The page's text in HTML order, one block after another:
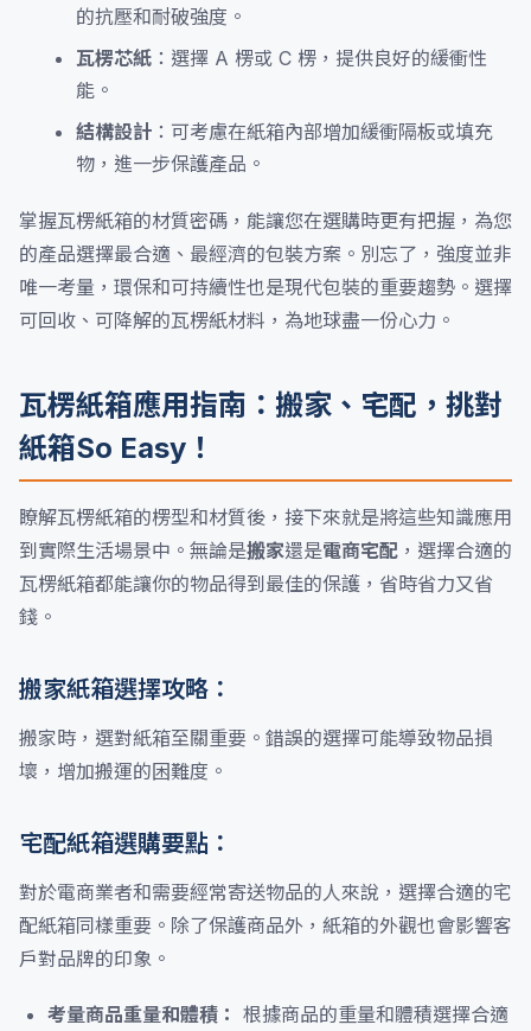
的抗壓和耐破強度。
瓦楞芯紙 ：選擇 A 楞或 C 楞，提供良好的緩衝性
能。
結構設計 ：可考慮在紙箱內部增加緩衝隔板或填充
物，進一步保護產品。
掌握瓦楞紙箱的材質密碼，能讓您在選購時更有把握，為您
的產品選擇最合適、最經濟的包裝方案。別忘了，強度並非
唯一考量，環保和可持續性也是現代包裝的重要趨勢。選擇
可回收、可降解的瓦楞紙材料，為地球盡一份心力。
瓦楞紙箱應用指南：搬家、宅配，挑對
紙箱So Easy！
瞭解瓦楞紙箱的楞型和材質後，接下來就是將這些知識應用
到實際生活場景中。無論是搬家還是電商宅配 ，選擇合適的
瓦楞紙箱都能讓你的物品得到最佳的保護，省時省力又省
錢。
搬家紙箱選擇攻略：
搬家時，選對紙箱至關重要。錯誤的選擇可能導致物品損
壞，增加搬運的困難度。
宅配紙箱選購要點：
對於電商業者和需要經常寄送物品的人來說，選擇合適的宅
配紙箱同樣重要。除了保護商品外，紙箱的外觀也會影響客
戶對品牌的印象。
考量商品重量和體積： 根據商品的重量和體積選擇合適